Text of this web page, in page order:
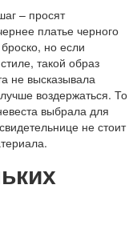
– просят
платье черного
но если
такой образ
не высказывала
воздержаться. То
выбрала для
не стоит